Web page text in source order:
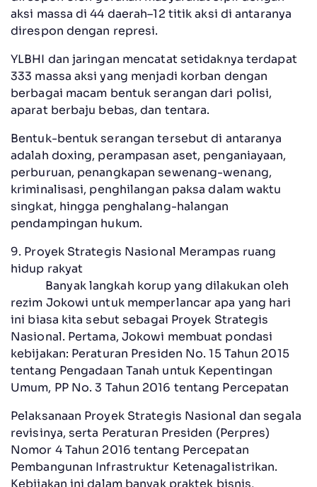
aksi massa di 44 daerah–12 titik aksi di antaranya
direspon dengan represi.
YLBHI dan jaringan mencatat setidaknya terdapat
333 massa aksi yang menjadi korban dengan
berbagai macam bentuk serangan dari polisi,
aparat berbaju bebas, dan tentara.
Bentuk-bentuk serangan tersebut di antaranya
adalah doxing, perampasan aset, penganiayaan,
perburuan, penangkapan sewenang-wenang,
kriminalisasi, penghilangan paksa dalam waktu
singkat, hingga penghalang-halangan
pendampingan hukum.
9. Proyek Strategis Nasional Merampas ruang
hidup rakyat
Banyak langkah korup yang dilakukan oleh
rezim Jokowi untuk memperlancar apa yang hari
ini biasa kita sebut sebagai Proyek Strategis
Nasional. Pertama, Jokowi membuat pondasi
kebijakan: Peraturan Presiden No. 15 Tahun 2015
tentang Pengadaan Tanah untuk Kepentingan
Umum, PP No. 3 Tahun 2016 tentang Percepatan
Pelaksanaan Proyek Strategis Nasional dan segala
revisinya, serta Peraturan Presiden (Perpres)
Nomor 4 Tahun 2016 tentang Percepatan
Pembangunan Infrastruktur Ketenagalistrikan.
Kebijakan ini dalam banyak praktek bisnis,